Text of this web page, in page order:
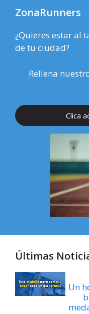
ZonaRunners
¿Quieres estar al
de tu ciudad?
Rellena
Clica
Últimas
Un